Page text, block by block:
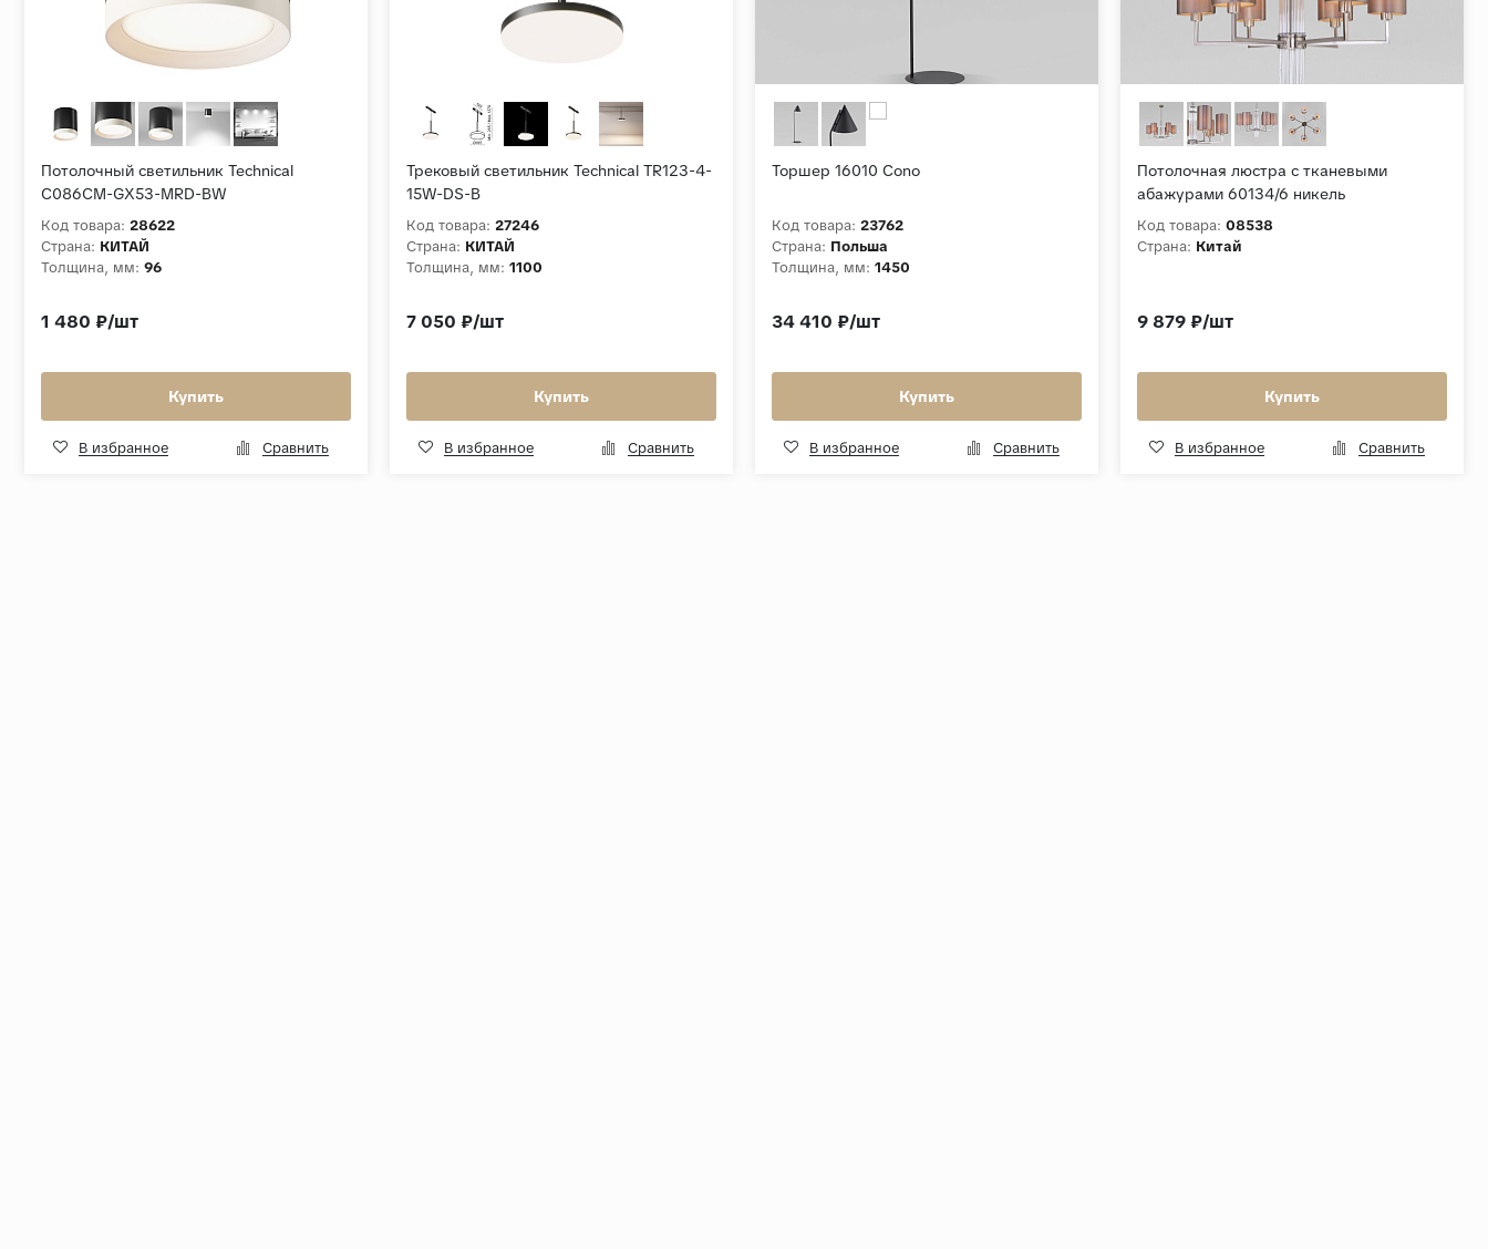
Потолочный светильник Technical
C086CM-GX53-MRD-BW
Код товара: 28622
Страна: КИТАЙ
Толщина, мм: 96
1 480 ₽/шт
Купить
В избранное Сравнить
Трековый светильник Technical TR123-4-
15W-DS-B
Код товара: 27246
Страна: КИТАЙ
Толщина, мм: 1100
7 050 ₽/шт
Купить
В избранное Сравнить
Торшер 16010 Cono
Код товара: 23762
Страна: Польша
Толщина, мм: 1450
34 410 ₽/шт
Купить
В избранное Сравнить
Потолочная люстра с тканевыми
абажурами 60134/6 никель
Код товара: 08538
Страна: Китай
9 879 ₽/шт
Купить
В избранное Сравнить